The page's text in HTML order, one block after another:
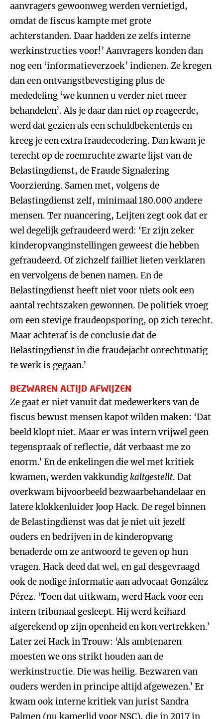
aanvragers gewoonweg werden vernietigd,
omdat de fiscus kampte met grote
achterstanden. Daar hadden ze zelfs interne
werkinstructies voor!’ Aanvragers konden dan
nog een ‘informatieverzoek’ indienen. Ze kregen
dan een ontvangstbevestiging plus de
mededeling ‘we kunnen u verder niet meer
behandelen’. Als je daar dan niet op reageerde,
werd dat gezien als een schuldbekentenis en
kreeg je een extra fraudecodering. Dan kwam je
terecht op de roemruchte zwarte lijst van de
Belastingdienst, de Fraude Signalering
Voorziening. Samen met, volgens de
Belastingdienst zelf, minimaal 180.000 andere
mensen. Ter nuancering, Leijten zegt ook dat er
wel degelijk gefraudeerd werd: ‘Er zijn zeker
kinderopvanginstellingen geweest die hebben
gefraudeerd. Of zichzelf failliet lieten verklaren
en vervolgens de benen namen. En de
Belastingdienst heeft niet voor niets ook een
aantal rechtszaken gewonnen. De politiek vroeg
om een stevige fraudeopsporing, op zich terecht.
Maar achteraf is de conclusie dat de
Belastingdienst in die fraudejacht onrechtmatig
te werk is gegaan.’
BEZWAREN ALTIJD AFWIJZEN
Ze gaat er niet vanuit dat medewerkers van de
fiscus bewust mensen kapot wilden maken: ‘Dat
beeld klopt niet. Maar er was intern vrijwel geen
tegenspraak of reflectie, dát verbaast me zo
enorm.’ En de enkelingen die wel met kritiek
kwamen, werden vakkundigkaltgestellt. Dat
overkwam bijvoorbeeld bezwaarbehandelaar en
latere klokkenluider Joop Hack. De regel binnen
de Belastingdienst was dat je niet uit jezelf
ouders en bedrijven in de kinderopvang
benaderde om ze antwoord te geven op hun
vragen. Hack deed dat wel, en gaf desgevraagd
ook de nodige informatie aan advocaat González
Pérez. ‘Toen dat uitkwam, werd Hack voor een
intern tribunaal gesleept. Hij werd keihard
afgerekend op zijn openheid en kon vertrekken.’
Later zei Hack in Trouw: ‘Als ambtenaren
moesten we ons strikt houden aan de
werkinstructie. Die was heilig. Bezwaren van
ouders werden in principe altijd afgewezen.’ Er
kwam ook interne kritiek van jurist Sandra
Palmen (nu kamerlid voor NSC), die in 2017 in